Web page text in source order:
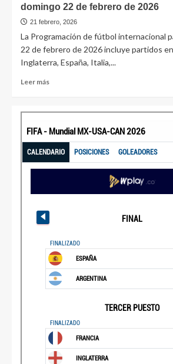
domingo 22 de febrero de 2026
21 febrero, 2026
La Programación de fútbol internacional
22 de febrero de 2026 incluye partidos
Inglaterra, España, Italia,...
Leer más